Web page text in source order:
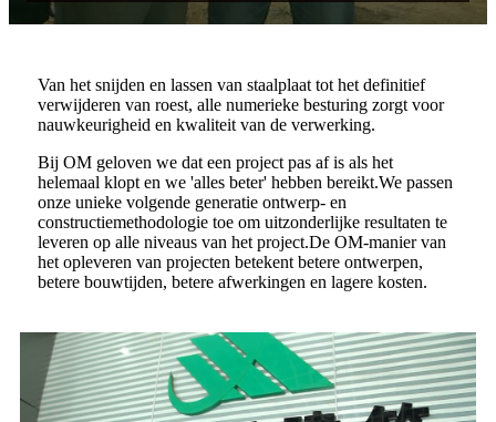
Van het snijden en lassen van staalplaat tot het definitief
verwijderen van roest, alle numerieke besturing zorgt voor
nauwkeurigheid en kwaliteit van de verwerking.
Bij OM geloven we dat een project pas af is als het
helemaal klopt en we 'alles beter' hebben bereikt.We passen
onze unieke volgende generatie ontwerp- en
constructiemethodologie toe om uitzonderlijke resultaten te
leveren op alle niveaus van het project.De OM-manier van
het opleveren van projecten betekent betere ontwerpen,
betere bouwtijden, betere afwerkingen en lagere kosten.